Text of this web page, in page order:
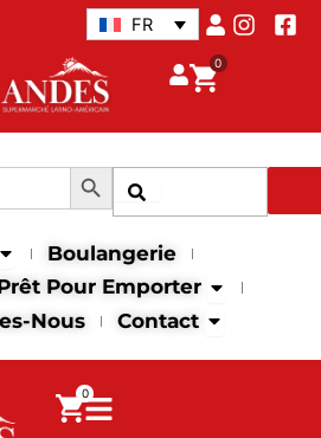
FR
0
Search Button
Open Épicerie
Boulangerie
Pour Emporter Open Prêt
Nous Contact Open
0